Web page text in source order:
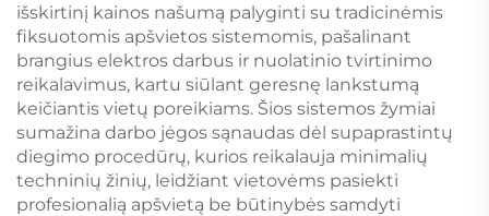
išskirtinį kainos našumą palyginti su tradicinėmis
fiksuotomis apšvietos sistemomis, pašalinant
brangius elektros darbus ir nuolatinio tvirtinimo
reikalavimus, kartu siūlant geresnę lankstumą
keičiantis vietų poreikiams. Šios sistemos žymiai
sumažina darbo jėgos sąnaudas dėl supaprastintų
diegimo procedūrų, kurios reikalauja minimalių
techninių žinių, leidžiant vietovėms pasiekti
profesionalią apšvietą be būtinybės samdyti